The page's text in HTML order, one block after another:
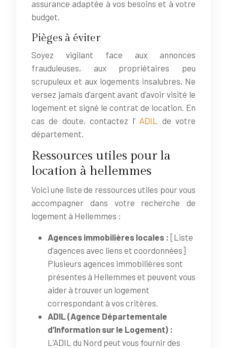
assurance adaptée à vos besoins et à votre
budget.
Pièges à éviter
Soyez vigilant face aux annonces
frauduleuses, aux propriétaires peu
scrupuleux et aux logements insalubres. Ne
versez jamais d’argent avant d’avoir visité le
logement et signé le contrat de location. En
cas de doute, contactez l’ ADIL de votre
département.
Ressources utiles pour la
location à hellemmes
Voici une liste de ressources utiles pour vous
accompagner dans votre recherche de
logement à Hellemmes :
Agences immobilières locales : [Liste
d’agences avec liens et coordonnées]
Plusieurs agences immobilières sont
présentes à Hellemmes et peuvent vous
aider à trouver un logement
correspondant à vos critères.
ADIL (Agence Départementale
d’Information sur le Logement) :
L’ADIL du Nord peut vous fournir des